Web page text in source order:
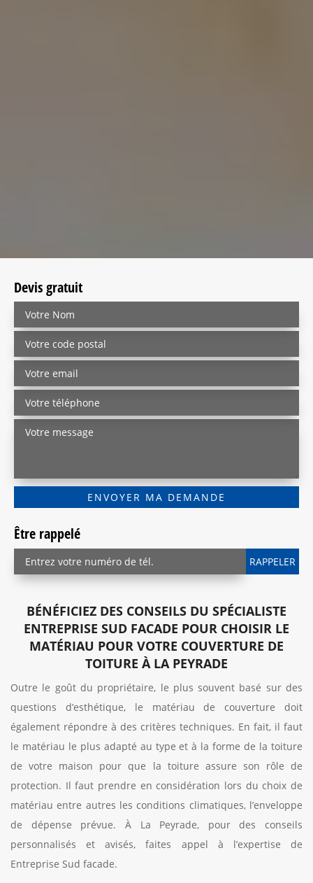
Devis gratuit
Être rappelé
BÉNÉFICIEZ DES CONSEILS DU SPÉCIALISTE
ENTREPRISE SUD FACADE POUR CHOISIR LE
MATÉRIAU POUR VOTRE COUVERTURE DE
TOITURE À LA PEYRADE
Outre le goût du propriétaire, le plus souvent basé sur des
questions d’esthétique, le matériau de couverture doit
également répondre à des critères techniques. En fait, il faut
le matériau le plus adapté au type et à la forme de la toiture
de votre maison pour que la toiture assure son rôle de
protection. Il faut prendre en considération lors du choix de
matériau entre autres les conditions climatiques, l’enveloppe
de dépense prévue. À La Peyrade, pour des conseils
personnalisés et avisés, faites appel à l’expertise de
Entreprise Sud facade.